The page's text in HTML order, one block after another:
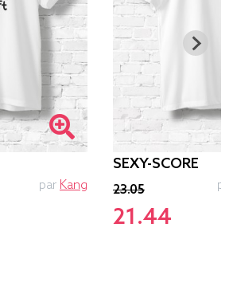
par Kang
SEXY-SCORE
23.05
21.44